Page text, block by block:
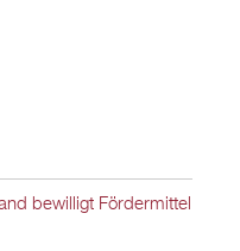
bewilligt Fördermittel